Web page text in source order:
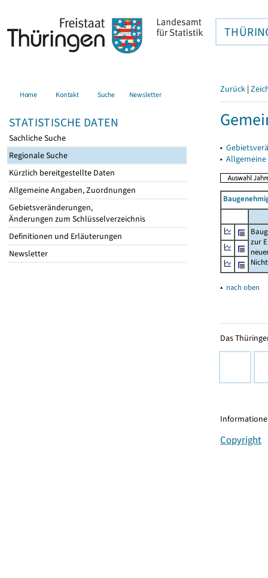
Home Kontakt Suche Newsletter
STATISTISCHE DATEN
Sachliche Suche
Regionale Suche
Kürzlich bereitgestellte Daten
Allgemeine Angaben, Zuordnungen
Gebietsveränderungen,
Änderungen zum Schlüsselverzeichnis
Definitionen und Erläuterungen
Newsletter
Zurück |
▸
▸
zur
▴ nach oben
Das
Copyright